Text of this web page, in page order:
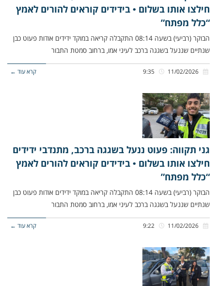
חילצו אותו בשלום • בידידים קוראים להורים לאמץ
“כלל מפתח”
הבוקר (רביעי) בשעה 08:14 התקבלה קריאה במוקד ידידים אודות פעוט כבן
שנתיים שננעל בשגגה ברכב לעיני אמו, ברחוב סמטת התבור
קרא עוד ←
גני תקווה: פעוט ננעל בשגגה ברכב, מתנדבי ידידים
חילצו אותו בשלום • בידידים קוראים להורים לאמץ
“כלל מפתח”
הבוקר (רביעי) בשעה 08:14 התקבלה קריאה במוקד ידידים אודות פעוט כבן
שנתיים שננעל בשגגה ברכב לעיני אמו, ברחוב סמטת התבור
קרא עוד ←